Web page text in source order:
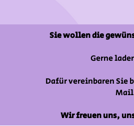
Sie wollen die
Gerne
Dafür vereinbaren Sie
Mail
Wir freuen uns,